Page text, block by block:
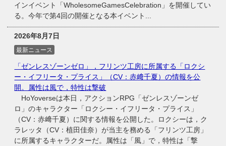
インイベント「WholesomeGamesCelebration」を開催してい
る。今年で第4回の開催となる本イベント...
2026年8月7日
最新ニュース
「ゼンレスゾーンゼロ」，フリンツ工房に所属する「ロクシ
ー・イフリータ・プライス」（CV：赤﨑千夏）の情報を公
開。属性は風で，特性は撃破
HoYoverseは本日，アクションRPG「ゼンレスゾーンゼ
ロ」のキャラクター「ロクシー・イフリータ・プライス」
（CV：赤﨑千夏）に関する情報を公開した。ロクシーは，ク
ラレッタ（CV：植田佳奈）が当主を務める「フリンツ工房」
に所属するキャラクターだ。属性は「風」で，特性は「撃